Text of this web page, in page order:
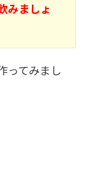
みましょ
ってみまし